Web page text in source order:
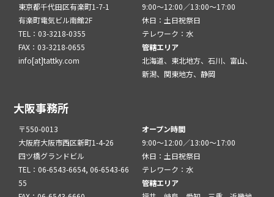
東京都千代田区有楽町1-7-1
有楽町電気ビル南館2F
TEL：03-3218-0355
FAX：03-3218-0655
info[at]tattky.com
9:00～12:00／13:00～17:00
休日：土日祝祭日
テレワーク：水
管轄エリア
北海道、東北地方、石川、富山、
新潟、関東地方、静岡
大阪事務所
〒550-0013
大阪府大阪市西区新町1-4-26
四ツ橋グランドビル
TEL：06-6543-6654, 06-6543-66
55
オープン時間
9:00～12:00／13:00～17:00
休日：土日祝祭日
テレワーク：水
管轄エリア